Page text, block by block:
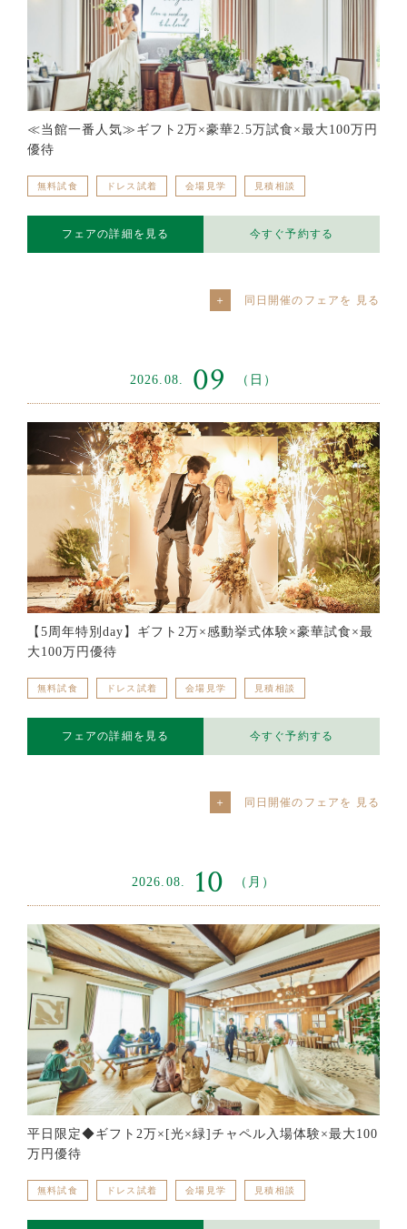
≪当館一番人気≫ギフト2万×豪華2.5万試食×最大100万円
優待
無料試食 ドレス試着 会場見学 見積相談
フェアの詳細を見る 今すぐ予約する
同日開催のフェアを
2026.08. 09 （日）
【5周年特別day】ギフト2万×感動挙式体験×豪華試食×最
大100万円優待
無料試食 ドレス試着 会場見学 見積相談
フェアの詳細を見る 今すぐ予約する
同日開催のフェアを
2026.08. 10 （月）
平日限定◆ギフト2万×[光×緑]チャペル入場体験×最大100
万円優待
無料試食 ドレス試着 会場見学 見積相談